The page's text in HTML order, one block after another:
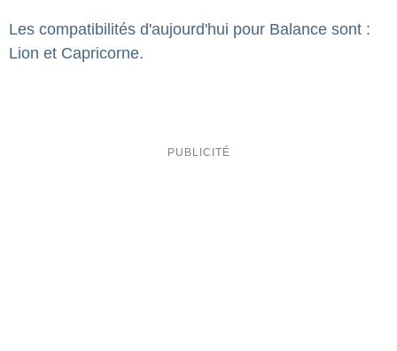
Les compatibilités d'aujourd'hui pour Balance sont :
Lion et Capricorne.